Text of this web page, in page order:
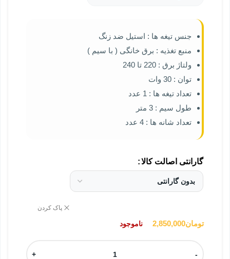
جنس تیغه ها : استیل ضد زنگ
منبع تغذیه : برق خانگی ( با سیم )
ولتاژ برق : 220 تا 240
توان : 30 وات
تعداد تیغه ها : 1 عدد
طول سیم : 3 متر
تعداد شانه ها : 4 عدد
گارانتی اصالت کالا
پاک کردن
تومان2,850,000 ناموجود
-
+